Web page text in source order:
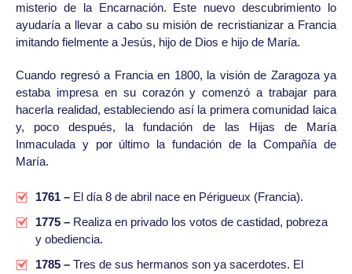
misterio de la Encarnación. Este nuevo descubrimiento lo
ayudaría a llevar a cabo su misión de recristianizar a Francia
imitando fielmente a Jesús, hijo de Dios e hijo de María.
Cuando regresó a Francia en 1800, la visión de Zaragoza ya
estaba impresa en su corazón y comenzó a trabajar para
hacerla realidad, estableciendo así la primera comunidad laica
y, poco después, la fundación de las Hijas de María
Inmaculada y por último la fundación de la Compañía de
María.
1761 – El día 8 de abril nace en Périgueux (Francia).
1775 – Realiza en privado los votos de castidad, pobreza
y obediencia.
1785 – Tres de sus hermanos son ya sacerdotes. El